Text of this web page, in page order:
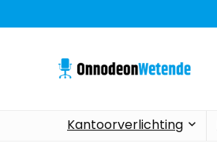
Kantoorverlichting